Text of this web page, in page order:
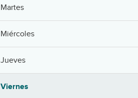
Martes
Miércoles
Jueves
Viernes